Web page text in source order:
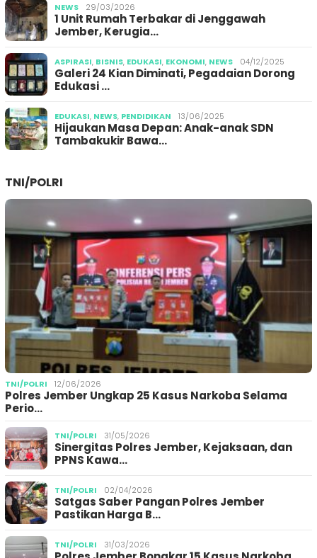
NEWS 29/03/2026
1 Unit Rumah Terbakar di Jenggawah
Jember, Kerugia…
ASPIRASI, BISNIS, EDUKASI, EKONOMI, NEWS 04/12/2025
Galeri 24 Kian Diminati, Pegadaian Dorong
Edukasi …
EDUKASI, NEWS, PENDIDIKAN 13/06/2025
Hijaukan Masa Depan: Anak-anak SDN
Tambakukir Bawa…
TNI/POLRI
TNI/POLRI 12/06/2026
Polres Jember Ungkap 25 Kasus Narkoba Selama
Perio…
TNI/POLRI 31/05/2026
Sinergitas Polres Jember, Kejaksaan, dan
PPNS Kawa…
TNI/POLRI 02/04/2026
Satgas Saber Pangan Polres Jember
Pastikan Harga B…
TNI/POLRI 31/03/2026